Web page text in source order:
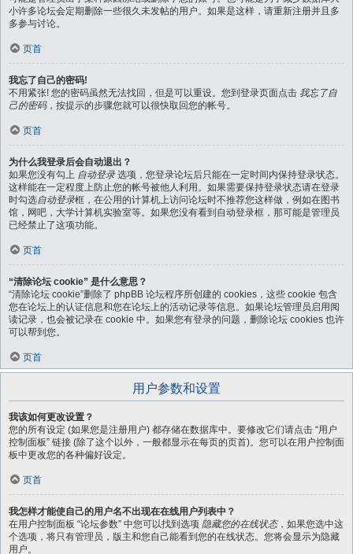
小许多论坛会定期删除一些很久未发帖的用户。如果是这样，请重新注册并且多
多参与讨论。
页首
我忘了自己的密码!
不用紧张! 您的密码虽然无法找回，但是可以重设。您到登录页面点击 我忘了自
己的密码，按提示的步骤您就可以很快取回您的帐号。
页首
为什么我登录后会自动退出？
如果您没有勾上 自动登录选项，您登录论坛后只能在一定时间内保持登录状态。
这样能在一定程度上防止您的帐号被他人利用。如果需要保持登录状态请在登录
时勾选自动登录框，在公用的计算机上访问论坛时不推荐您这样做，例如在图书
馆，网吧，大学计算机实验室等。如果您没有看到自动登录框，那可能是管理员
已经禁止了这项功能。
页首
“清除论坛 cookie” 是什么意思？
“清除论坛 cookie”删除了 phpBB 论坛程序所创建的 cookies，这些 cookie 包含
您在论坛上的认证信息和您在论坛上的活动记录等信息。如果论坛管理员启用阅
读记录，也会被记录在 cookie 中。如果您有登录的问题，删除论坛 cookies 也许
可以帮到您。
页首
用户参数和设置
我该如何更改设置？
您的所有设定 (如果您是注册用户) 都存储在数据库中。要修改它们请点击 “用户
控制面板” 链接 (除了这个以外，一般都显示在每页的页首)。您可以在用户控制面
板中更改您的各种偏好设定。
页首
我怎样才能使自己的用户名不出现在在线用户列表中？
在用户控制面板 “论坛参数” 中您可以找到选项 隐藏您的在线状态，如果您选中这
个选项，将只有管理员，版主和您自己能看到您的在线状态。您将会显示为隐藏
用户。